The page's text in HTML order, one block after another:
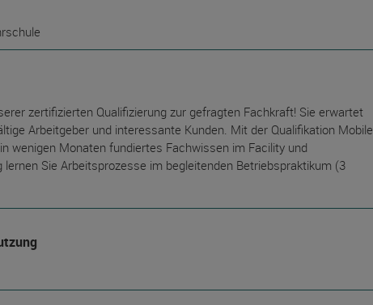
zertifizierten Qualifizierung zur gefragten Fachkraft! Sie erwartet
Arbeitgeber und interessante Kunden. Mit der Qualifikation Mobile
wenigen Monaten fundiertes Fachwissen im Facility und
Sie Arbeitsprozesse im begleitenden Betriebspraktikum (3